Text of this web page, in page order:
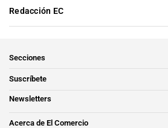
Redacción EC
Secciones
Suscríbete
Newsletters
Acerca de El Comercio